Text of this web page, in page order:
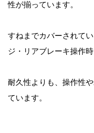
性が揃っています。
すねまでカバーされて
ジ・リアブレーキ操作時
耐久性よりも、操作性
ています。